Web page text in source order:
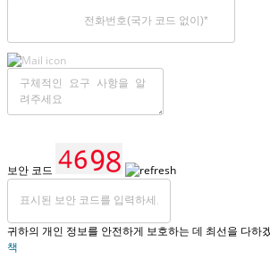
보안 코드
귀하의 개인 정보를 안전하게 보호하는 데 최선을 다하
책